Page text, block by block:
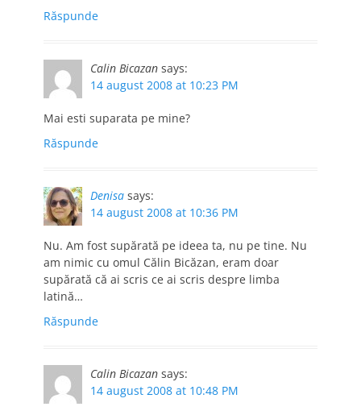
Răspunde
Calin Bicazan says:
14 august 2008 at 10:23 PM
Mai esti suparata pe mine?
Răspunde
Denisa says:
14 august 2008 at 10:36 PM
Nu. Am fost supărată pe ideea ta, nu pe tine. Nu
am nimic cu omul Călin Bicăzan, eram doar
supărată că ai scris ce ai scris despre limba
latină…
Răspunde
Calin Bicazan says:
14 august 2008 at 10:48 PM